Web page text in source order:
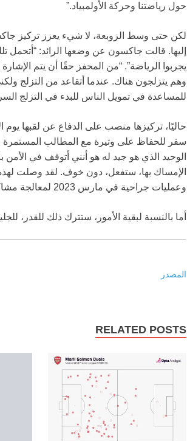
حول رياضتنا وحركة الأولمبياد.”
لكن حتى وسط الزوبعة، لا شيء يعزز تركيز
إليها. قالت جاكسون عن وضعها الرائد: “أتحمل
يجربوا الرياضة”. “من المحفز حقًا أن يتم
وهم يتزلجون هناك. عندما أتقاعد من التزلج
للمساعدة في تمويل الناس للبدء في التزلج
حاليًا، تركيزها منصب على الدفاع عن لقبها يوم
سفر للحفاظ على وتيرة مع المطالب المستمرة
الوحيد الذي هو جيد له هو أنني أتوقف في
الإمساك بها، ستفعل، دون خوف. لقد وصلت
وعمليات جراحية في مارس 2023 لمعالجة مشاكل الأورام الليفية المزمنة.
أما بالنسبة لبقية الأمور، ستترك ذلك للقدر،
المصدر
RELATED POSTS